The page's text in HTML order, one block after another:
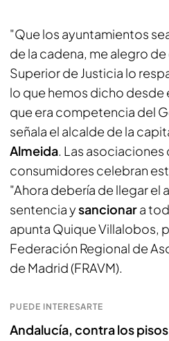
"Que los ayuntamientos
de la cadena, me alegro de
Superior de Justicia lo
lo que hemos dicho desde
que era competencia del
señala el alcalde de la
Almeida. Las asociaciones
consumidores celebran
"Ahora debería de llegar el
sentencia ysancionara
apunta Quique Villalobos,
Federación Regional de
de Madrid (FRAVM).
PUEDE INTERESARTE
Andalucía, contra los